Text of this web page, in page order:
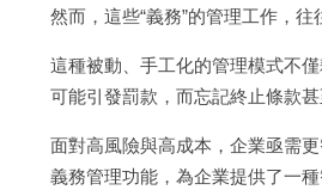
然而，這些“義務”的管理工作，
這種被動、手工化的管理模式不
可能引發罰款，而忘記終止條款
面對高風險與高成本，企業亟需
義務管理功能，為企業提供了一